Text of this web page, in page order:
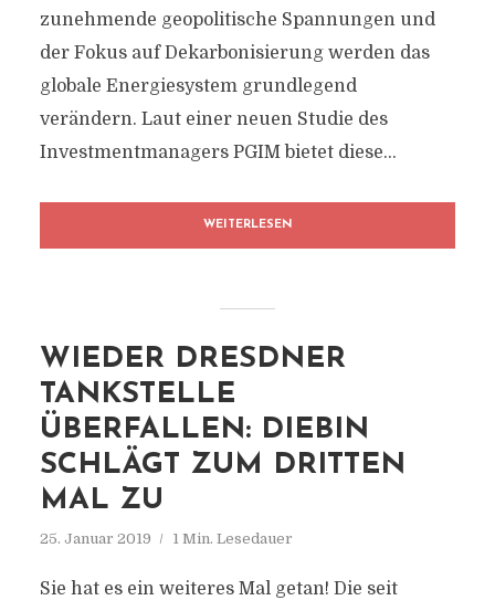
zunehmende geopolitische Spannungen und
der Fokus auf Dekarbonisierung werden das
globale Energiesystem grundlegend
verändern. Laut einer neuen Studie des
Investmentmanagers PGIM bietet diese...
WEITERLESEN
WIEDER DRESDNER
TANKSTELLE
ÜBERFALLEN: DIEBIN
SCHLÄGT ZUM DRITTEN
MAL ZU
25. Januar 2019 1 Min. Lesedauer
Sie hat es ein weiteres Mal getan! Die seit